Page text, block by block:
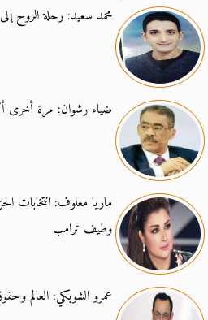
محمد سعيد: رحلة الروح
ضياء رشوان: مرة أخرى
ماريا معلوف: انتخابات
وطيف ترامب
عمرو الشوبكي: العالم